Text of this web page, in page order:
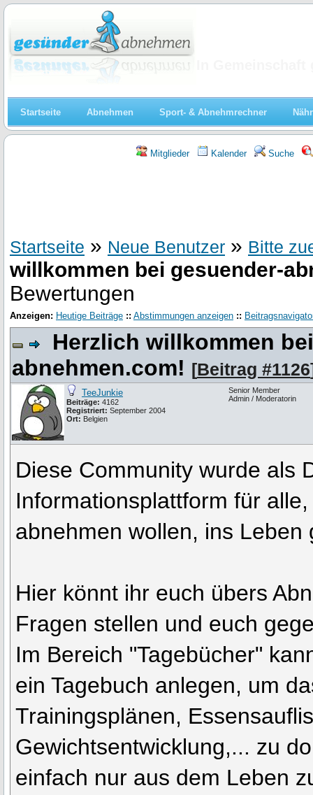
Startseite Abnehmen Sport- & Abnehmrechner
Mitglieder Kalender Suche
Startseite » Neue Benutzer » Bitte
willkommen bei gesuender-
Bewertungen
Anzeigen: Heutige Beiträge :: Abstimmungen anzeigen ::
Herzlich willkommen
abnehmen.com! [Beitrag #1126
TeeJunkie
Beiträge: 4162
Registriert: September 2004
Ort: Belgien
Senior Member
Admin / Moderatorin
Diese Community wurde als
Informationsplattform für
abnehmen wollen, ins Leben
Hier könnt ihr euch übers
Fragen stellen und euch
Im Bereich "Tagebücher"
ein Tagebuch anlegen, um
Trainingsplänen,
Gewichtsentwicklung,... zu
einfach nur aus dem Leben